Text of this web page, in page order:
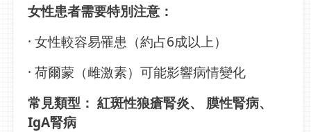
女性患者需要特別注意：
· 女性較容易罹患（約占6成以上）
· 荷爾蒙（雌激素）可能影響病情變化
常見類型： 紅斑性狼瘡腎炎、 膜性腎病、
IgA腎病